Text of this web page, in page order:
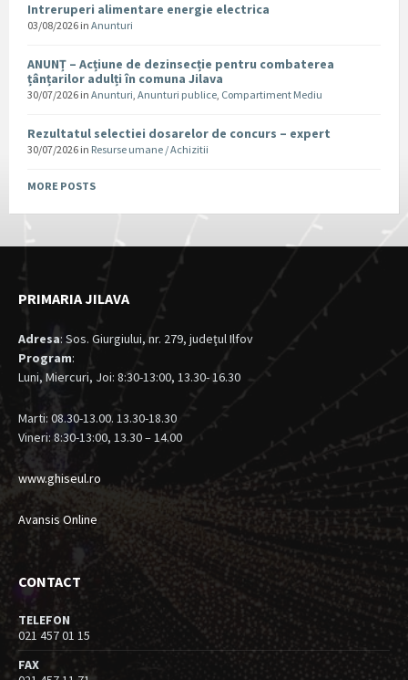
Intreruperi alimentare energie electrica
03/08/2026 in Anunturi
ANUNȚ – Acțiune de dezinsecție pentru combaterea
țânțarilor adulți în comuna Jilava
30/07/2026 in Anunturi, Anunturi publice, Compartiment Mediu
Rezultatul selectiei dosarelor de concurs – expert
30/07/2026 in Resurse umane / Achizitii
MORE POSTS
PRIMARIA JILAVA
Adresa: Sos. Giurgiului, nr. 279, judeţul Ilfov
Program:
Luni, Miercuri, Joi: 8:30-13:00, 13.30- 16.30
Marti: 08.30-13.00. 13.30-18.30
Vineri: 8:30-13:00, 13.30 – 14.00
www.ghiseul.ro
Avansis Online
CONTACT
TELEFON
021 457 01 15
FAX